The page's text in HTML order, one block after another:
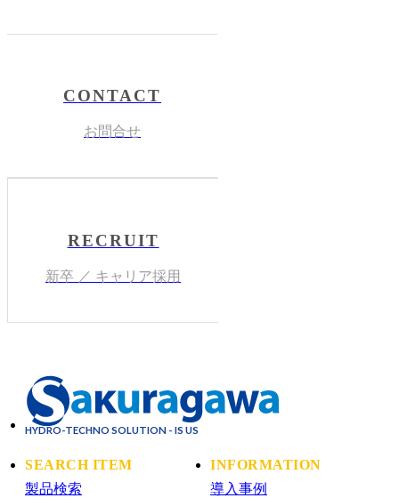
CONTACT
お問合せ
RECRUIT
新卒 ／ キャリア採用
HYDRO-TECHNO SOLUTION - IS US
SEARCH ITEM
製品検索
INFORMATION
導入事例